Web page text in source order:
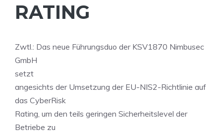
RATING
Zwtl.: Das neue Führungsduo der KSV1870 Nimbusec
GmbH
setzt
angesichts der Umsetzung der EU-NIS2-Richtlinie auf
das CyberRisk
Rating, um den teils geringen Sicherheitslevel der
Betriebe zu